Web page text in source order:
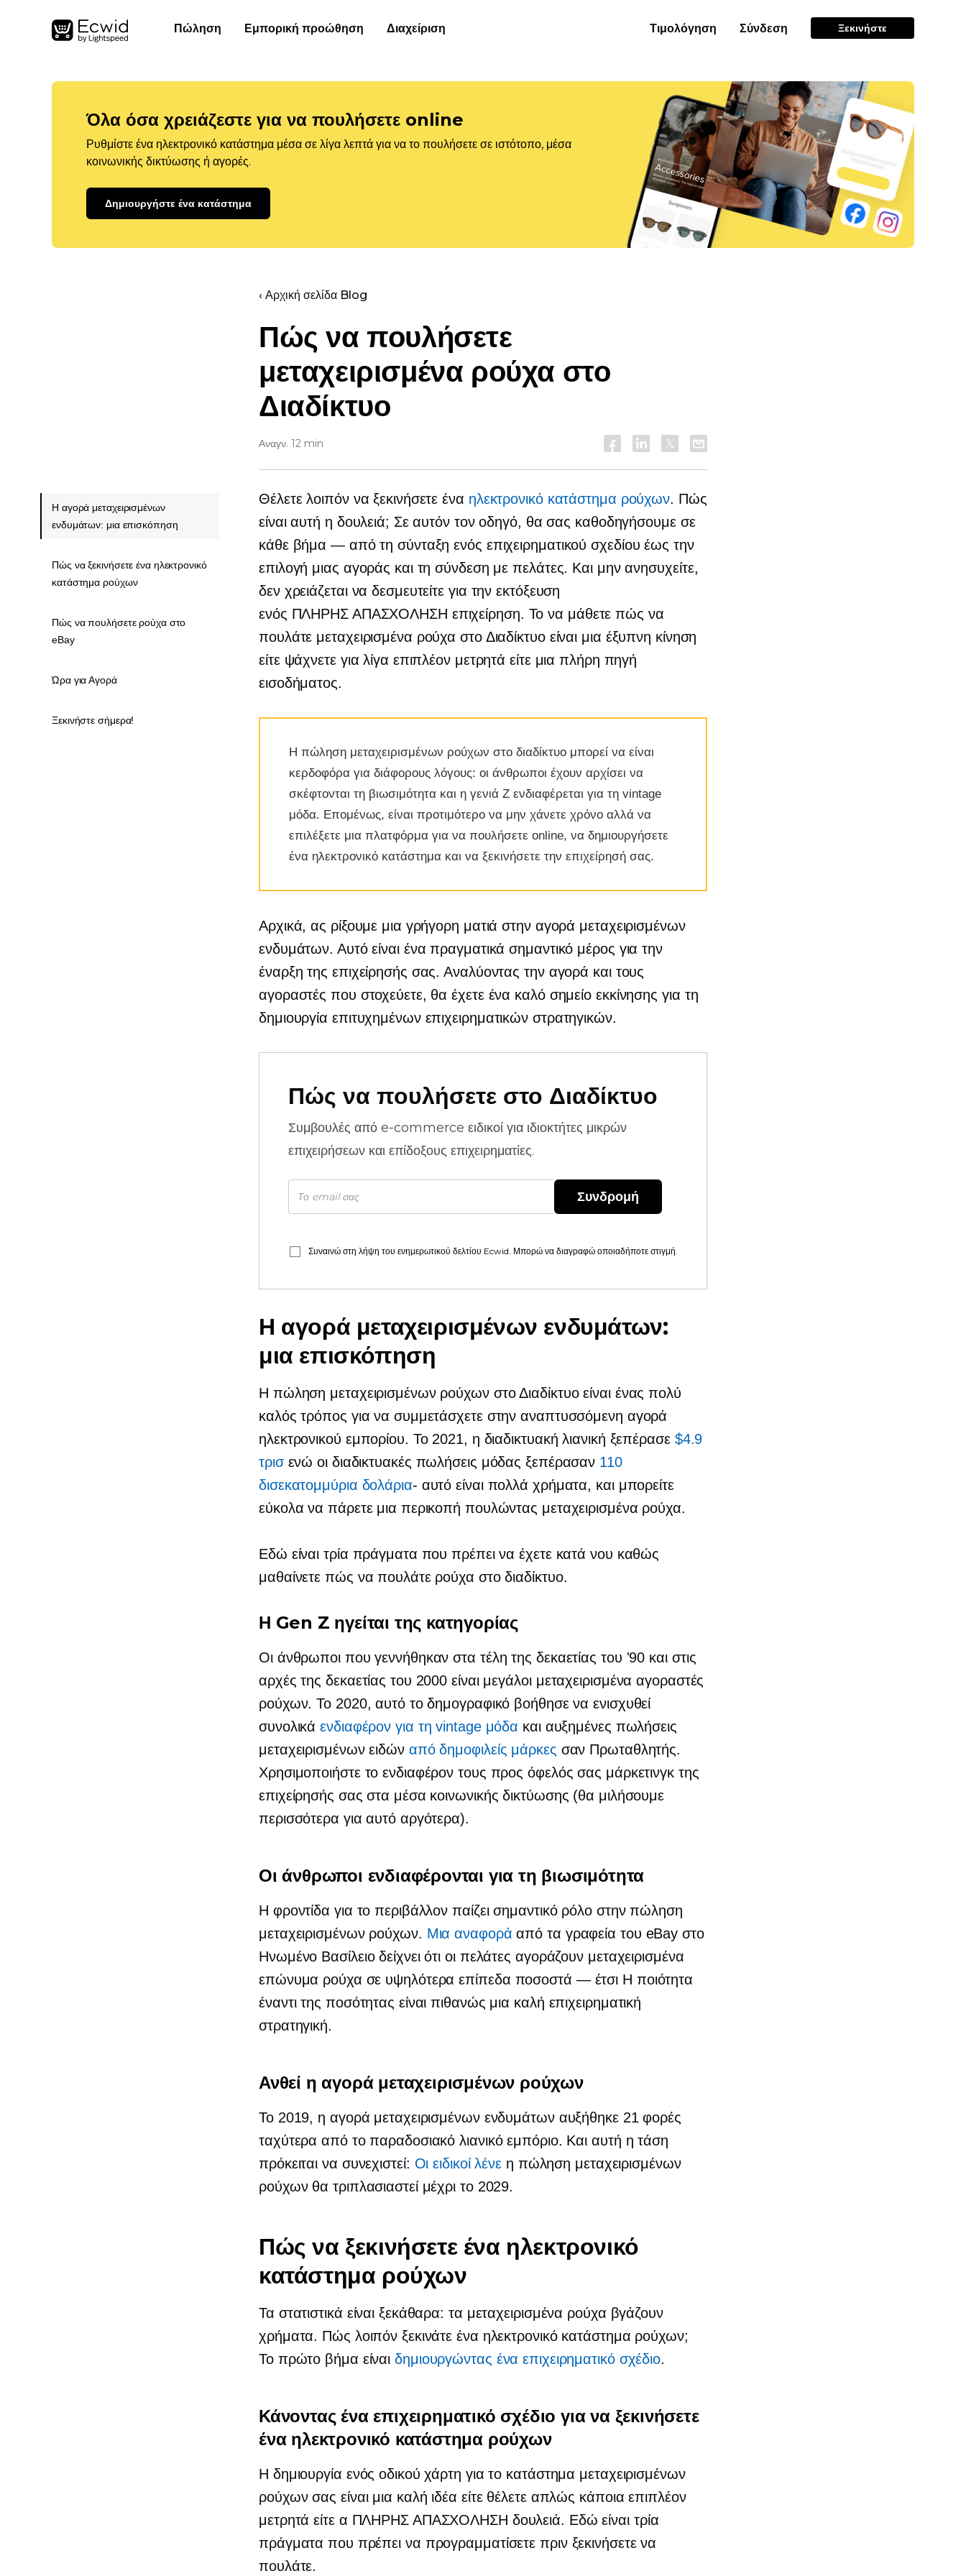
Πώληση Εμπορική προώθηση Διαχείριση Τιμολόγηση Σύνδεση Ξεκινήστε
Όλα όσα χρειάζεστε για να πουλήσετε online
Ρυθμίστε ένα ηλεκτρονικό κατάστημα μέσα σε λίγα λεπτά για να το πουλήσετε σε ιστότοπο, μέσα
κοινωνικής δικτύωσης ή αγορές.
Δημιουργήστε ένα κατάστημα
‹ Αρχική σελίδα Blog
Πώς να πουλήσετε
μεταχειρισμένα ρούχα στο
Διαδίκτυο
Αναγν. 12 min
Θέλετε λοιπόν να ξεκινήσετε ένα ηλεκτρονικό κατάστημα ρούχων. Πώς
είναι αυτή η δουλειά; Σε αυτόν τον οδηγό, θα σας καθοδηγήσουμε σε
κάθε βήμα — από τη σύνταξη ενός επιχειρηματικού σχεδίου έως την
επιλογή μιας αγοράς και τη σύνδεση με πελάτες. Και μην ανησυχείτε,
δεν χρειάζεται να δεσμευτείτε για την εκτόξευση
ενός ΠΛΗΡΗΣ ΑΠΑΣΧΟΛΗΣΗ επιχείρηση. Το να μάθετε πώς να
πουλάτε μεταχειρισμένα ρούχα στο Διαδίκτυο είναι μια έξυπνη κίνηση
είτε ψάχνετε για λίγα επιπλέον μετρητά είτε μια πλήρη πηγή
εισοδήματος.
Η πώληση μεταχειρισμένων ρούχων στο διαδίκτυο μπορεί να είναι
κερδοφόρα για διάφορους λόγους: οι άνθρωποι έχουν αρχίσει να
σκέφτονται τη βιωσιμότητα και η γενιά Z ενδιαφέρεται για τη vintage
μόδα. Επομένως, είναι προτιμότερο να μην χάνετε χρόνο αλλά να
επιλέξετε μια πλατφόρμα για να πουλήσετε online, να δημιουργήσετε
ένα ηλεκτρονικό κατάστημα και να ξεκινήσετε την επιχείρησή σας.
Αρχικά, ας ρίξουμε μια γρήγορη ματιά στην αγορά μεταχειρισμένων
ενδυμάτων. Αυτό είναι ένα πραγματικά σημαντικό μέρος για την
έναρξη της επιχείρησής σας. Αναλύοντας την αγορά και τους
αγοραστές που στοχεύετε, θα έχετε ένα καλό σημείο εκκίνησης για τη
δημιουργία επιτυχημένων επιχειρηματικών στρατηγικών.
Πώς να πουλήσετε στο Διαδίκτυο
Συμβουλές από e-commerce ειδικοί για ιδιοκτήτες μικρών
επιχειρήσεων και επίδοξους επιχειρηματίες.
Συνδρομή
Συναινώ στη λήψη του ενημερωτικού δελτίου Ecwid. Μπορώ να διαγραφώ οποιαδήποτε στιγμή.
Η αγορά μεταχειρισμένων ενδυμάτων:
μια επισκόπηση
Η πώληση μεταχειρισμένων ρούχων στο Διαδίκτυο είναι ένας πολύ
καλός τρόπος για να συμμετάσχετε στην αναπτυσσόμενη αγορά
ηλεκτρονικού εμπορίου. Το 2021, η διαδικτυακή λιανική ξεπέρασε $4.9
τρισενώ οι διαδικτυακές πωλήσεις μόδας ξεπέρασαν 110
δισεκατομμύρια δολάρια- αυτό είναιπολλά χρήματα, και μπορείτε
εύκολα να πάρετε μια περικοπή πουλώντας μεταχειρισμένα ρούχα.
Εδώ είναι τρία πράγματα που πρέπει να έχετε κατά νου καθώς
μαθαίνετε πώς να πουλάτε ρούχα στο διαδίκτυο.
Η Gen Z ηγείται της κατηγορίας
Οι άνθρωποι που γεννήθηκαν στα τέλη της δεκαετίας του '90 και στις
αρχές της δεκαετίας του 2000 είναι μεγάλοι μεταχειρισμένα αγοραστές
ρούχων. Το 2020, αυτό το δημογραφικό βοήθησε να ενισχυθεί
συνολικάενδιαφέρον για τη vintage μόδα και αυξημένες πωλήσεις
μεταχειρισμένων ειδών από δημοφιλείς μάρκες σαν Πρωταθλητής.
Χρησιμοποιήστε το ενδιαφέρον τους προς όφελός σας μάρκετινγκ της
επιχείρησής σας στα μέσα κοινωνικής δικτύωσης (θα μιλήσουμε
περισσότερα για αυτό αργότερα).
Οι άνθρωποι ενδιαφέρονται για τη βιωσιμότητα
Η φροντίδα για το περιβάλλον παίζει σημαντικό ρόλο στην πώληση
μεταχειρισμένων ρούχων. Μια αναφορά από τα γραφεία του eBay στο
Ηνωμένο Βασίλειο δείχνει ότι οι πελάτες αγοράζουν μεταχειρισμένα
επώνυμα ρούχα σε υψηλότερα επίπεδα ποσοστά — έτσι Η ποιότητα
έναντι της ποσότητας είναι πιθανώς μια καλή επιχειρηματική
στρατηγική.
Ανθεί η αγορά μεταχειρισμένων ρούχων
Το 2019, η αγορά μεταχειρισμένων ενδυμάτων αυξήθηκε 21 φορές
ταχύτερα από το παραδοσιακό λιανικό εμπόριο. Και αυτή η τάση
πρόκειται να συνεχιστεί: Οι ειδικοί λένε η πώληση μεταχειρισμένων
ρούχων θα τριπλασιαστεί μέχρι το 2029.
Πώς να ξεκινήσετε ένα ηλεκτρονικό
κατάστημα ρούχων
Τα στατιστικά είναι ξεκάθαρα: τα μεταχειρισμένα ρούχα βγάζουν
χρήματα. Πώς λοιπόν ξεκινάτε ένα ηλεκτρονικό κατάστημα ρούχων;
Το πρώτο βήμα είναι δημιουργώντας ένα επιχειρηματικό σχέδιο.
Κάνοντας ένα επιχειρηματικό σχέδιο για να ξεκινήσετε
ένα ηλεκτρονικό κατάστημα ρούχων
Η δημιουργία ενός οδικού χάρτη για το κατάστημα μεταχειρισμένων
ρούχων σας είναι μια καλή ιδέα είτε θέλετε απλώς κάποια επιπλέον
μετρητά είτε α ΠΛΗΡΗΣ ΑΠΑΣΧΟΛΗΣΗ δουλειά. Εδώ είναι τρία
πράγματα που πρέπει να προγραμματίσετε πριν ξεκινήσετε να
πουλάτε.
Η αγορά μεταχειρισμένων
ενδυμάτων: μια επισκόπηση
Πώς να ξεκινήσετε ένα ηλεκτρονικό
κατάστημα ρούχων
Πώς να πουλήσετε ρούχα στο
eBay
Ώρα για Αγορά
Ξεκινήστε σήμερα!